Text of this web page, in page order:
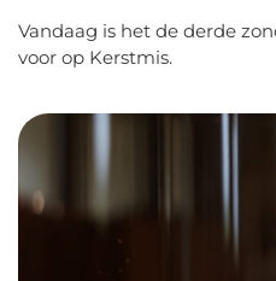
Vandaag is het de derde
voor op Kerstmis.